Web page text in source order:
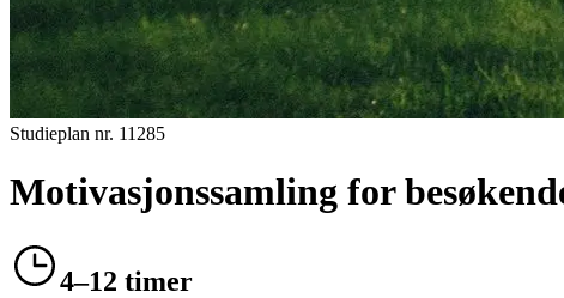
Studieplan nr. 11285
Motivasjonssamling for
4–12 timer